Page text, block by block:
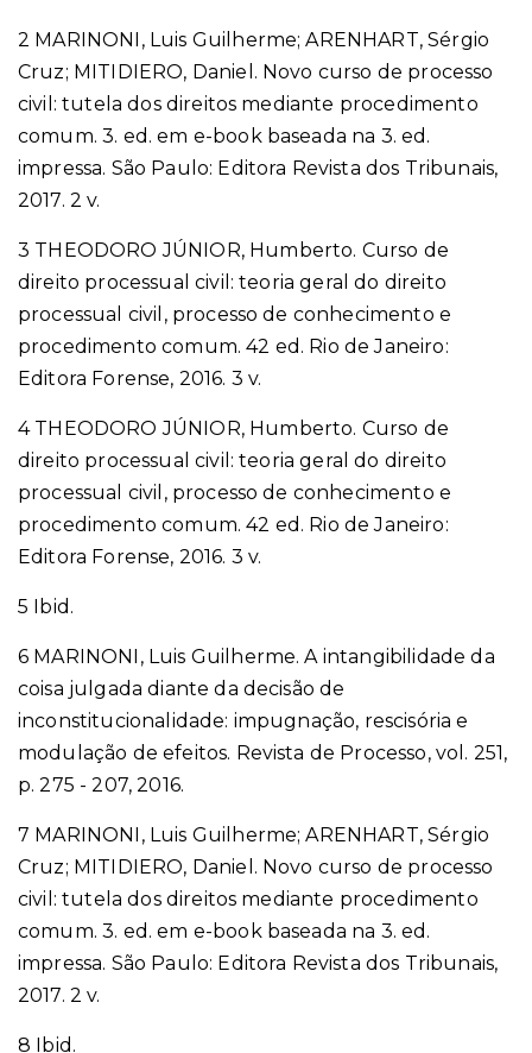
2 MARINONI, Luis Guilherme; ARENHART, Sérgio
Cruz; MITIDIERO, Daniel. Novo curso de processo
civil: tutela dos direitos mediante procedimento
comum. 3. ed. em e-book baseada na 3. ed.
impressa. São Paulo: Editora Revista dos Tribunais,
2017. 2 v.
3 THEODORO JÚNIOR, Humberto. Curso de
direito processual civil: teoria geral do direito
processual civil, processo de conhecimento e
procedimento comum. 42 ed. Rio de Janeiro:
Editora Forense, 2016. 3 v.
4 THEODORO JÚNIOR, Humberto. Curso de
direito processual civil: teoria geral do direito
processual civil, processo de conhecimento e
procedimento comum. 42 ed. Rio de Janeiro:
Editora Forense, 2016. 3 v.
5 Ibid.
6 MARINONI, Luis Guilherme. A intangibilidade da
coisa julgada diante da decisão de
inconstitucionalidade: impugnação, rescisória e
modulação de efeitos. Revista de Processo, vol. 251,
p. 275 - 207, 2016.
7 MARINONI, Luis Guilherme; ARENHART, Sérgio
Cruz; MITIDIERO, Daniel. Novo curso de processo
civil: tutela dos direitos mediante procedimento
comum. 3. ed. em e-book baseada na 3. ed.
impressa. São Paulo: Editora Revista dos Tribunais,
2017. 2 v.
8 Ibid.